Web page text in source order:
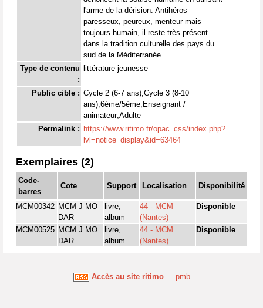
l'arme de la dérision. Antihéros
paresseux, peureux, menteur mais
toujours humain, il reste très présent
dans la tradition culturelle des pays du
sud de la Méditerranée.
Type de contenu
:
littérature jeunesse
Public cible : Cycle 2 (6-7 ans);Cycle 3 (8-10
ans);6ème/5ème;Enseignant /
animateur;Adulte
Permalink : https://www.ritimo.fr/opac_css/index.php?
lvl=notice_display&id=63464
Exemplaires (2)
Code-
barres
Cote Support Localisation Disponibilité
MCM00342 MCM J MO
DAR
livre,
album
44 - MCM
(Nantes)
Disponible
MCM00525 MCM J MO
DAR
livre,
album
44 - MCM
(Nantes)
Disponible
Accès au site ritimo pmb